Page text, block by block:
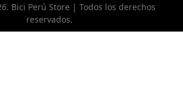
Bici Perú Store | Todos los derechos
reservados.